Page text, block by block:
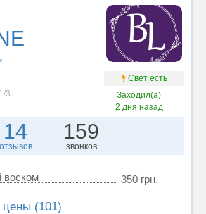
Свет есть
3
Заходил(а)
2 дня назад
14
отзывов
159
звонков
воском 350 грн.
(101)